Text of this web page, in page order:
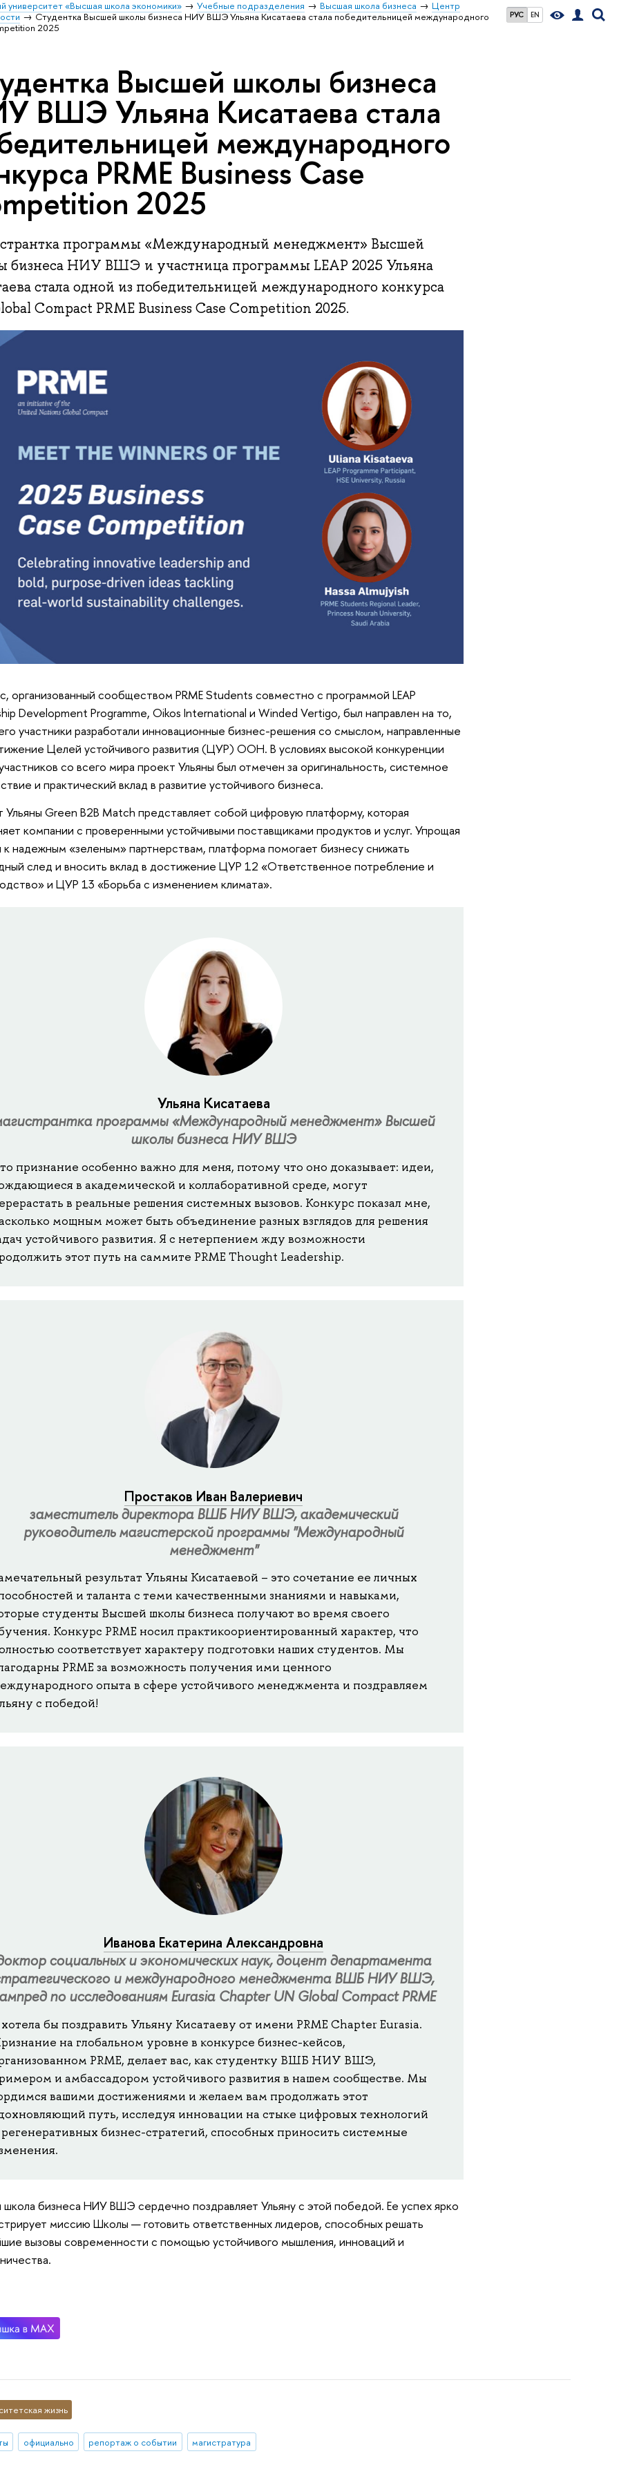
РУС EN
университет «Высшая школа экономики» Учебные подразделения Высшая школа бизнеса
Центр
Студентка Высшей школы бизнеса НИУ ВШЭ Ульяна Кисатаева стала победительницей международного
2025
Высшей школы бизнеса
ВШЭ Ульяна Кисатаева стала
международного
PRME Business Case
2025
программы «Международный менеджмент» Высшей
бизнеса НИУ ВШЭ и участница программы LEAP 2025 Ульяна
стала одной из победительницей международного конкурса
Compact PRME Business Case Competition 2025.
организованный сообществом PRME Students совместно с программой LEAP
Development Programme, Oikos International и Winded Vertigo, был направлен на то,
участники разработали инновационные бизнес-решения со смыслом, направленные
Целей устойчивого развития (ЦУР) ООН. В условиях высокой конкуренции
со всего мира проект Ульяны был отмечен за оригинальность, системное
и практический вклад в развитие устойчивого бизнеса.
Ульяны Green B2B Match представляет собой цифровую платформу, которая
компании с проверенными устойчивыми поставщиками продуктов и услуг. Упрощая
к надежным «зеленым» партнерствам, платформа помогает бизнесу снижать
след и вносить вклад в достижение ЦУР 12 «Ответственное потребление и
и ЦУР 13 «Борьба с изменением климата».
Ульяна Кисатаева
программы «Международный менеджмент» Высшей
школы бизнеса НИУ ВШЭ
признание особенно важно для меня, потому что оно доказывает: идеи,
в академической и коллаборативной среде, могут
в реальные решения системных вызовов. Конкурс показал мне,
мощным может быть объединение разных взглядов для решения
устойчивого развития. Я с нетерпением жду возможности
этот путь на саммите PRME Thought Leadership.
Простаков Иван Валериевич
заместитель директора ВШБ НИУ ВШЭ, академический
руководитель магистерской программы "Международный
менеджмент"
результат Ульяны Кисатаевой – это сочетание ее личных
и таланта с теми качественными знаниями и навыками,
студенты Высшей школы бизнеса получают во время своего
Конкурс PRME носил практикоориентированный характер, что
соответствует характеру подготовки наших студентов. Мы
PRME за возможность получения ими ценного
опыта в сфере устойчивого менеджмента и поздравляем
с победой!
Иванова Екатерина Александровна
социальных и экономических наук, доцент департамента
и международного менеджмента ВШБ НИУ ВШЭ,
по исследованиям Eurasia Chapter UN Global Compact PRME
бы поздравить Ульяну Кисатаеву от имени PRME Chapter Eurasia.
на глобальном уровне в конкурсе бизнес-кейсов,
PRME, делает вас, как студентку ВШБ НИУ ВШЭ,
и амбассадором устойчивого развития в нашем сообществе. Мы
вашими достижениями и желаем вам продолжать этот
путь, исследуя инновации на стыке цифровых технологий
бизнес-стратегий, способных приносить системные
школа бизнеса НИУ ВШЭ сердечно поздравляет Ульяну с этой победой. Ее успех ярко
миссию Школы — готовить ответственных лидеров, способных решать
вызовы современности с помощью устойчивого мышления, инноваций и
жизнь
официально репортаж о событии магистратура